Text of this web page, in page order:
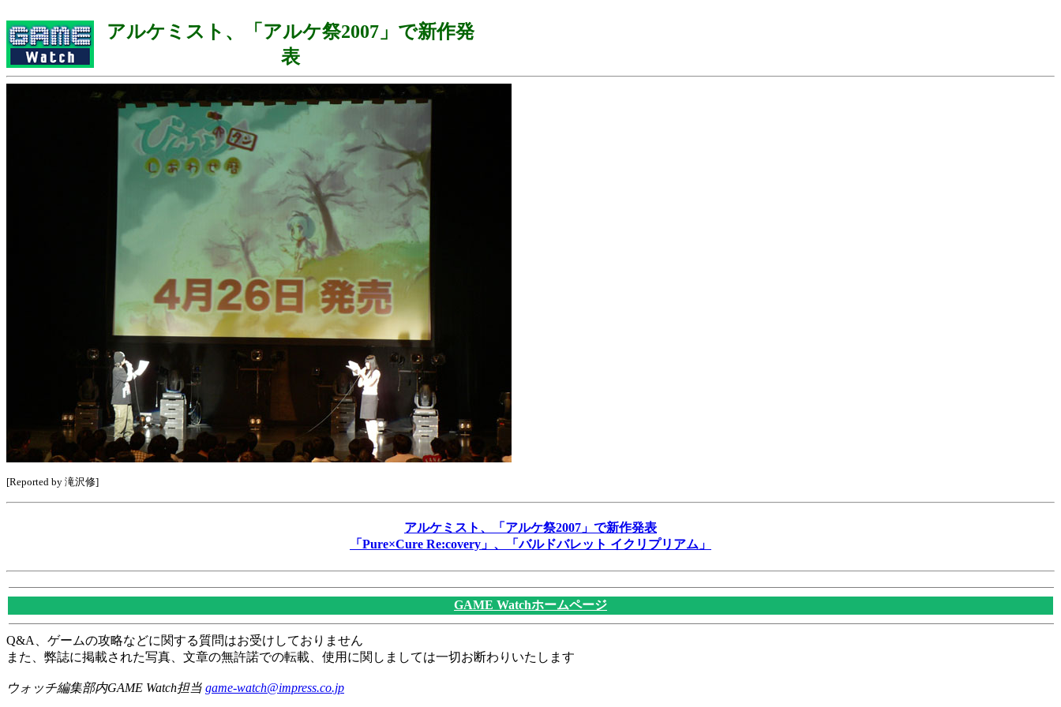
アルケミスト、「アルケ祭2007」で新作発
表
[Reported by 滝沢修]
アルケミスト、「アルケ祭2007」で新作発表
「Pure×Cure Re:covery」、「バルドバレット イクリプリアム」
GAME Watchホームページ
Q&A、ゲームの攻略などに関する質問はお受けしておりません
また、弊誌に掲載された写真、文章の無許諾での転載、使用に関しましては一切お断わりいたします
ウォッチ編集部内GAME Watch担当 game-watch@impress.co.jp